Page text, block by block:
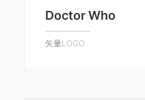
Doctor Who
矢量LOGO